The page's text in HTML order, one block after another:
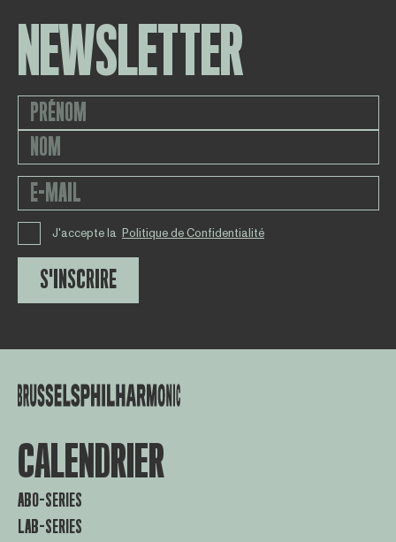
NEWSLETTER
J'accepte la Politique de Confidentialité
S'INSCRIRE
CALENDRIER
ABO-SERIES
LAB-SERIES